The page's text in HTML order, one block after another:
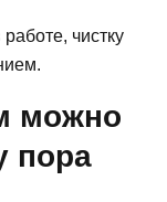
чистку
можно
пора